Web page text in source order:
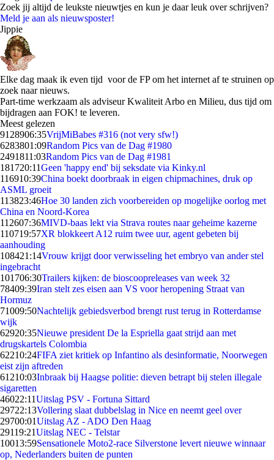
Zoek jij altijd de leukste nieuwtjes en kun je daar leuk over schrijven?
Meld je aan als nieuwsposter!
Jippie
Elke dag maak ik even tijd voor de FP om het internet af te struinen op
zoek naar nieuws.
Part-time werkzaam als adviseur Kwaliteit Arbo en Milieu, dus tijd om
bijdragen aan FOK! te leveren.
Meest gelezen
9128906:35VrijMiBabes #316 (not very sfw!)
6283801:09Random Pics van de Dag #1980
2491811:03Random Pics van de Dag #1981
181720:11Geen 'happy end' bij seksdate via Kinky.nl
116910:39China boekt doorbraak in eigen chipmachines, druk op
ASML groeit
113823:46Hoe 30 landen zich voorbereiden op mogelijke oorlog met
China en Noord-Korea
112607:36MIVD-baas lekt via Strava routes naar geheime kazerne
110719:57XR blokkeert A12 ruim twee uur, agent gebeten bij
aanhouding
108421:14Vrouw krijgt door verwisseling het embryo van ander stel
ingebracht
101706:30Trailers kijken: de bioscoopreleases van week 32
78409:39Iran stelt zes eisen aan VS voor heropening Straat van
Hormuz
71009:50Nachtelijk gebiedsverbod brengt rust terug in Rotterdamse
wijk
62920:35Nieuwe president De la Espriella gaat strijd aan met
drugskartels Colombia
62210:24FIFA ziet kritiek op Infantino als desinformatie, Noorwegen
eist zijn aftreden
61210:03Inbraak bij Haagse politie: dieven betrapt bij stelen illegale
sigaretten
46022:11Uitslag PSV - Fortuna Sittard
29722:13Vollering slaat dubbelslag in Nice en neemt geel over
29700:01Uitslag AZ - ADO Den Haag
29119:21Uitslag NEC - Telstar
10013:59Sensationele Moto2-race Silverstone levert nieuwe winnaar
op, Nederlanders buiten de punten